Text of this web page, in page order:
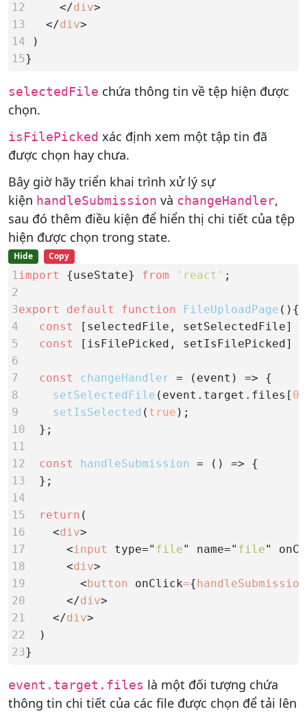
12 </div
13 </div
14
15}
selectedFile chứa thông tin về tệp hiện được
chọn.
isFilePicked xác định xem một tập tin đã
được chọn hay chưa.
Bây giờ hãy triển khai trình xử lý sự
kiện handleSubmission và changeHandler,
sau đó thêm điều kiện để hiển thị chi tiết của tệp
hiện được chọn trong state.
Hide Copy
1 import {useState} from 'react'
2
3export default function FileUploadPage
4
const
[selectedFile, setSelectedFile]
5
const
[isFilePicked, setIsFilePicked]
6
7
const changeHandler
8
setSelectedFile (event.target.files[ 0
9
setIsSelected ( true
10
11
12
const handleSubmission
13
14
15
return
16
    <
div
17 <input type=" file" name=" file"
18 <div
19 <button onClick={handleSubmission
20 </div
21 </div
22
23}
event.target.files là một đối tượng chứa
thông tin chi tiết của các file được chọn để tải lên